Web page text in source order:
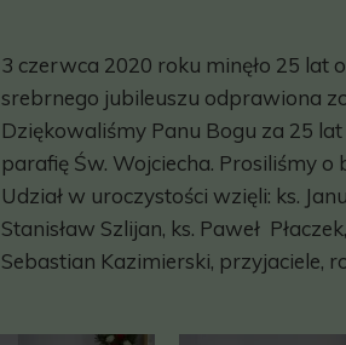
3 czerwca 2020 roku minęło 25 lat
srebrnego jubileuszu odprawiona
Dziękowaliśmy Panu Bogu za 25
parafię Św. Wojciecha. Prosiliśmy o
Udział w uroczystości wzięli: ks.
Stanisław Szlijan, ks. Paweł
Sebastian Kazimierski, przyjaciele,